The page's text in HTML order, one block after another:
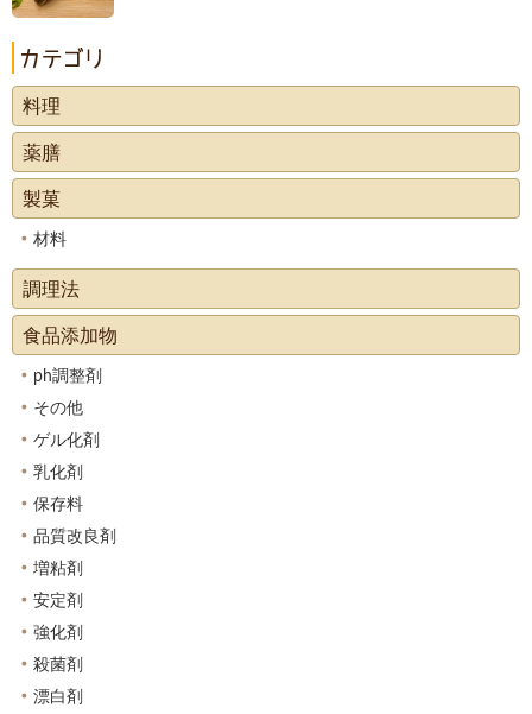
料理
薬膳
製菓
材料
調理法
食品添加物
ph調整剤
その他
ゲル化剤
乳化剤
保存料
品質改良剤
増粘剤
安定剤
強化剤
殺菌剤
漂白剤